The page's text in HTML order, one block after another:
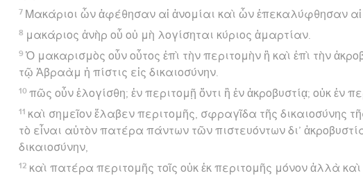
7 Μακάριοι ὧν ἀφέθησαν αἱ ἀνομίαι καὶ ὧν ἐπεκαλύφθησαν αἱ
8 μακάριος ἀνὴρ οὗ οὐ μὴ λογίσηται κύριος ἁμαρτίαν.
9 Ὁ μακαρισμὸς οὖν οὗτος ἐπὶ τὴν περιτομὴν ἢ καὶ ἐπὶ τὴν
τῷ Ἀβραὰμ ἡ πίστις εἰς δικαιοσύνην.
10 πῶς οὖν ἐλογίσθη; ἐν περιτομῇ ὄντι ἢ ἐν ἀκροβυστίᾳ; οὐκ ἐν
11 καὶ σημεῖον ἔλαβεν περιτομῆς, σφραγῖδα τῆς δικαιοσύνης
τὸ εἶναι αὐτὸν πατέρα πάντων τῶν πιστευόντων δι’
δικαιοσύνην,
12 καὶ πατέρα περιτομῆς τοῖς οὐκ ἐκ περιτομῆς μόνον ἀλλὰ καὶ